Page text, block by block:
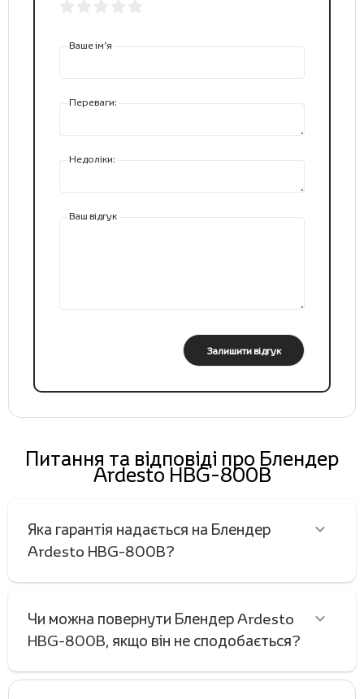
Ваше ім’я
Переваги:
Недоліки:
Ваш відгук
Залишити відгук
Питання та відповіді про Блендер
Ardesto HBG-800B
Яка гарантія надається на Блендер
Ardesto HBG-800B?
Чи можна повернути Блендер Ardesto
HBG-800B, якщо він не сподобається?